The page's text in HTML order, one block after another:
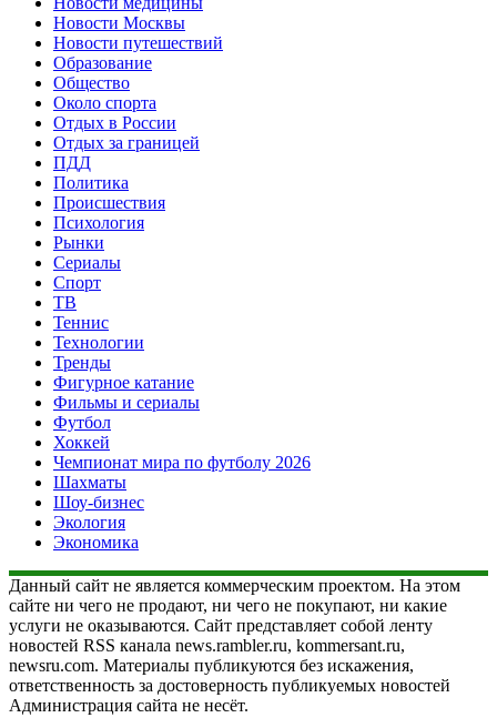
Новости Москвы
Новости путешествий
Образование
Общество
Около спорта
Отдых в России
Отдых за границей
ПДД
Политика
Происшествия
Психология
Рынки
Сериалы
Спорт
ТВ
Теннис
Технологии
Тренды
Фигурное катание
Фильмы и сериалы
Футбол
Хоккей
Чемпионат мира по футболу 2026
Шахматы
Шоу-бизнес
Экология
Экономика
Данный сайт не является коммерческим проектом. На этом
сайте ни чего не продают, ни чего не покупают, ни какие
услуги не оказываются. Сайт представляет собой ленту
новостей RSS канала news.rambler.ru, kommersant.ru,
newsru.com. Материалы публикуются без искажения,
ответственность за достоверность публикуемых новостей
Администрация сайта не несёт.